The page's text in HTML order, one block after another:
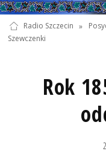
Radio Szczecin »
Szewczenki
Rok